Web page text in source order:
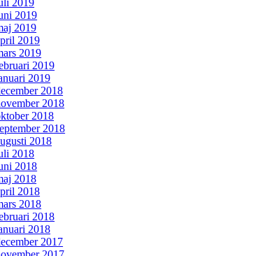
2019
2019
2019
2019
2019
2019
2019
2018
2018
2018
2018
2018
2018
2018
2018
2018
2018
2018
2018
2017